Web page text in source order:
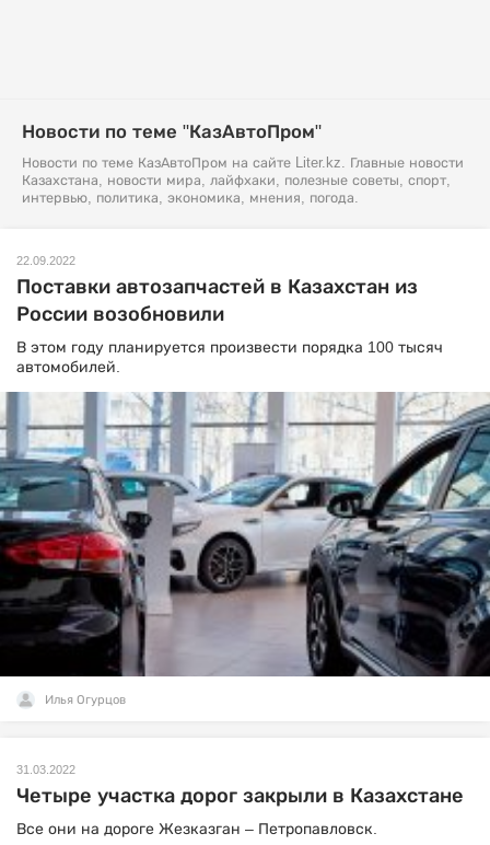
Новости по теме "КазАвтоПром"
Новости по теме КазАвтоПром на сайте Liter.kz. Главные новости
Казахстана, новости мира, лайфхаки, полезные советы, спорт,
интервью, политика, экономика, мнения, погода.
22.09.2022
Поставки автозапчастей в Казахстан из
России возобновили
В этом году планируется произвести порядка 100 тысяч
автомобилей.
Илья Огурцов
31.03.2022
Четыре участка дорог закрыли в Казахстане
Все они на дороге Жезказган – Петропавловск.